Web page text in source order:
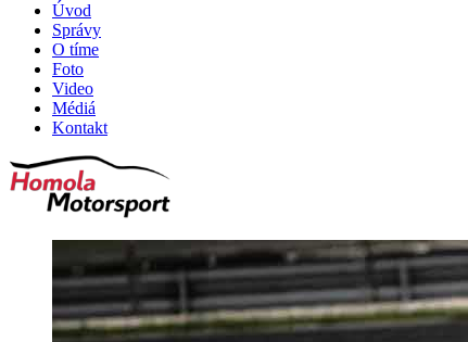
Úvod
Správy
O tíme
Foto
Video
Médiá
Kontakt